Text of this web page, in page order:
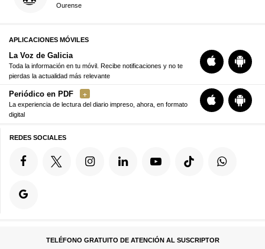
Ourense
APLICACIONES MÓVILES
La Voz de Galicia
Toda la información en tu móvil. Recibe notificaciones y no te
pierdas la actualidad más relevante
Periódico en PDF
La experiencia de lectura del diario impreso, ahora, en formato
digital
REDES SOCIALES
TELÉFONO GRATUITO DE ATENCIÓN AL SUSCRIPTOR